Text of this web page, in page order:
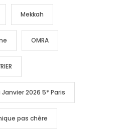
Mekkah
OMRA
2026 5* Paris
pas chère